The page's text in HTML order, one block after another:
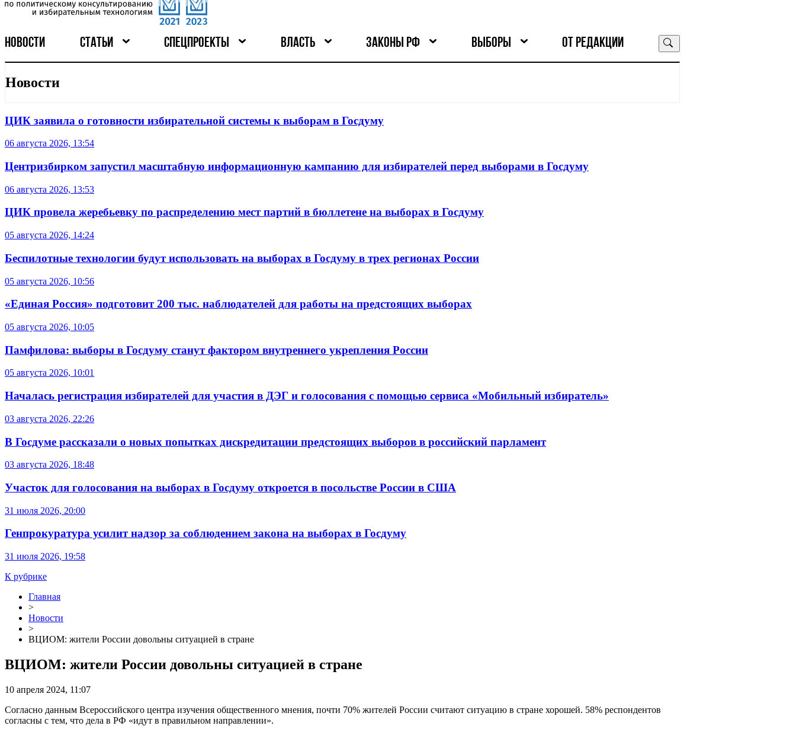
НОВОСТИ СТАТЬИ СПЕЦПРОЕКТЫ ВЛАСТЬ ЗАКОНЫ РФ ВЫБОРЫ ОТ РЕДАКЦИИ
Новости
ЦИК заявила о готовности избирательной системы к выборам в Госдуму
06 августа 2026, 13:54
Центризбирком запустил масштабную информационную кампанию для избирателей перед выборами в Госдуму
06 августа 2026, 13:53
ЦИК провела жеребьевку по распределению мест партий в бюллетене на выборах в Госдуму
05 августа 2026, 14:24
Беспилотные технологии будут использовать на выборах в Госдуму в трех регионах России
05 августа 2026, 10:56
«Единая Россия» подготовит 200 тыс. наблюдателей для работы на предстоящих выборах
05 августа 2026, 10:05
Памфилова: выборы в Госдуму станут фактором внутреннего укрепления России
05 августа 2026, 10:01
Началась регистрация избирателей для участия в ДЭГ и голосования с помощью сервиса «Мобильный избиратель»
03 августа 2026, 22:26
В Госдуме рассказали о новых попытках дискредитации предстоящих выборов в российский парламент
03 августа 2026, 18:48
Участок для голосования на выборах в Госдуму откроется в посольстве России в США
31 июля 2026, 20:00
Генпрокуратура усилит надзор за соблюдением закона на выборах в Госдуму
31 июля 2026, 19:58
К рубрике
Главная
>
Новости
>
ВЦИОМ: жители России довольны ситуацией в стране
ВЦИОМ: жители России довольны ситуацией в стране
10 апреля 2024, 11:07
Согласно данным Всероссийского центра изучения общественного мнения, почти 70% жителей России считают ситуацию в стране хорошей. 58% респондентов
согласны с тем, что дела в РФ «идут в правильном направлении».